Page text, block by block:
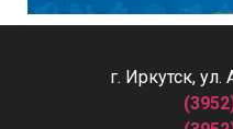
г. Иркутск,